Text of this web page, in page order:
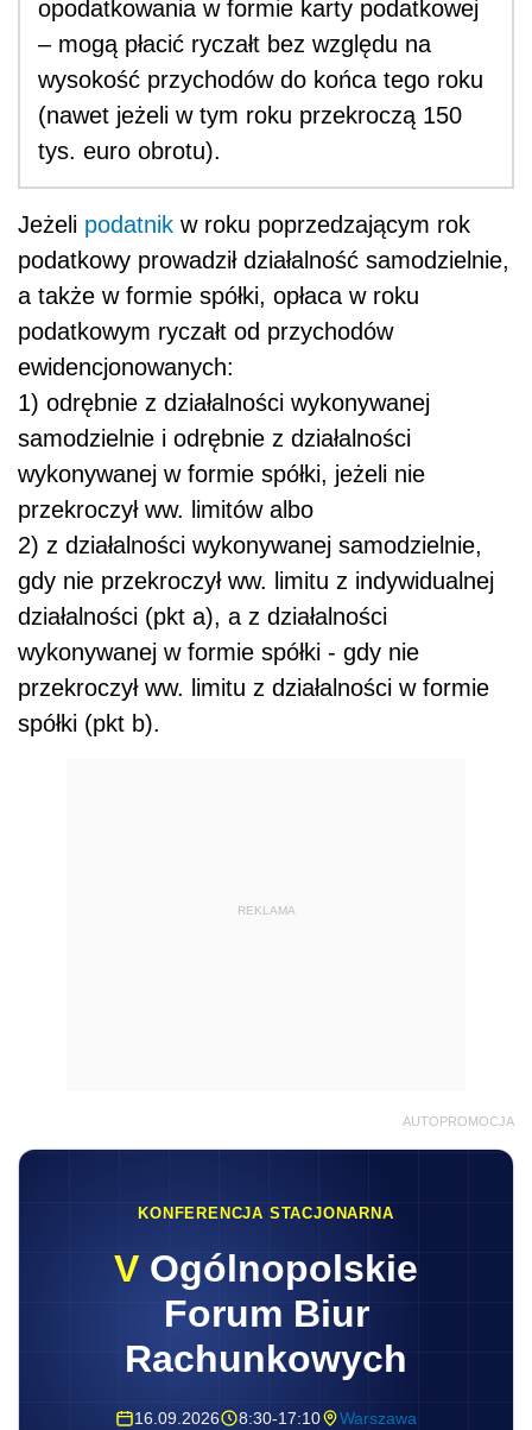
opodatkowania w formie karty podatkowej
– mogą płacić ryczałt bez względu na
wysokość przychodów do końca tego roku
(nawet jeżeli w tym roku przekroczą 150
tys. euro obrotu).
Jeżeli podatnik w roku poprzedzającym rok
podatkowy prowadził działalność samodzielnie,
a także w formie spółki, opłaca w roku
podatkowym ryczałt od przychodów
ewidencjonowanych:
1) odrębnie z działalności wykonywanej
samodzielnie i odrębnie z działalności
wykonywanej w formie spółki, jeżeli nie
przekroczył ww. limitów albo
2) z działalności wykonywanej samodzielnie,
gdy nie przekroczył ww. limitu z indywidualnej
działalności (pkt a), a z działalności
wykonywanej w formie spółki - gdy nie
przekroczył ww. limitu z działalności w formie
spółki (pkt b).
REKLAMA
AUTOPROMOCJA
KONFERENCJA STACJONARNA
V Ogólnopolskie
Forum Biur
Rachunkowych
16.09.2026 8:30-17:10 Warszawa